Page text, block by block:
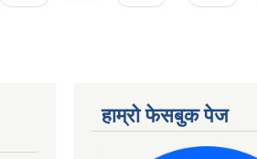
हाम्रो फेसबुक पेज